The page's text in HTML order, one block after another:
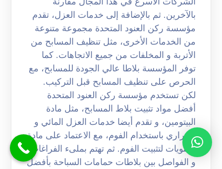
بالآخرين. ثم بالإضافة إلى خدمات العزل، تقدم
مؤسسة ركن العنود المتحدة مجموعة متنوعة
من الخدمات الأخرى، مثل تنظيف المسابح من
الأتربة و المخلفات من جميع الاتجاهات. كما
توفر المؤسسة بلاطا عالي الجودة للمسابح، مع
الحرص على تنظيف المسابح قبل التركيب.
لكن تستخدم مؤسسة ركن العنود المتحدة
أفضل مواد تثبيت بلاط المسابح، مثل مادة
البيتومين، و تقدم أيضا خدمات العزل المائي و
الحراري باستخدام الفوم، مع الاعتماد على مادة
الأنثويات لتثبيت الفوم. ثم تهتم بملىء الفراغات
و الفواصل بين بلاطات حمامات السباحة بأفضل